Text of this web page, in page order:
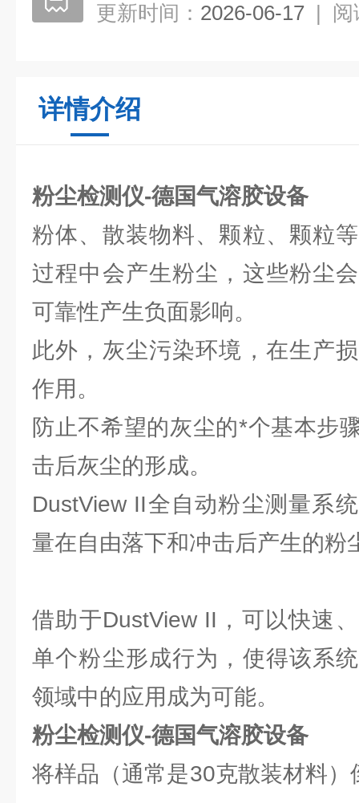
更新时间： 2026-06-17 | 阅
详情介绍
粉尘检测仪-德国气溶胶设备
粉体、散装物料、颗粒、颗粒
过程中会产生粉尘，这些粉尘
可靠性产生负面影响。
此外，灰尘污染环境，在生产
作用。
防止不希望的灰尘的*个基本步
击后灰尘的形成。
DustView II全自动粉尘测量系
量在自由落下和冲击后产生
借助于DustView II，可以快速
单个粉尘形成行为，使得该系
领域中的应用成为可能。
粉尘检测仪-德国气溶胶设备
将样品（通常是30克散装材